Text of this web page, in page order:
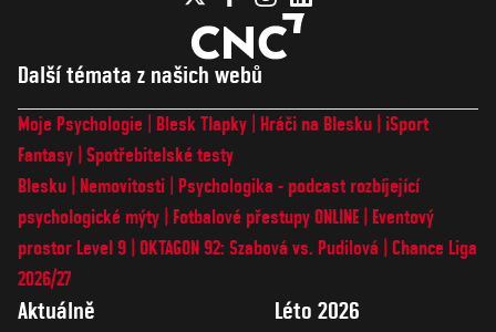
Další témata z našich webů
Moje Psychologie Blesk Tlapky Hráči na Blesku
iSport
Fantasy Spotřebitelské testy
Blesku
Nemovitosti
Psychologika - podcast rozbíjející
psychologické mýty
Fotbalové přestupy ONLINE
Eventový
prostor Level 9 OKTAGON 92: Szabová vs. Pudilová
Chance Liga
2026/27
Aktuálně Léto 2026